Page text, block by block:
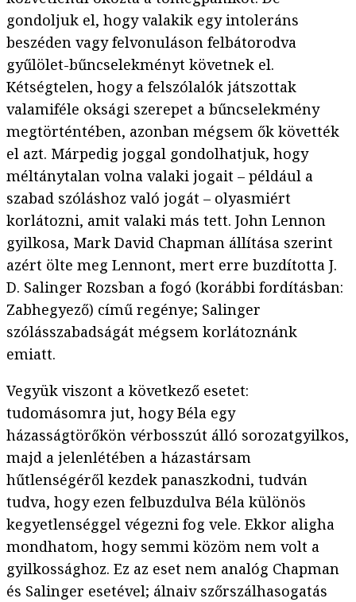
gondoljuk el, hogy valakik egy intoleráns
beszéden vagy felvonuláson felbátorodva
gyűlölet-bűncselekményt követnek el.
Kétségtelen, hogy a felszólalók játszottak
valamiféle oksági szerepet a bűncselekmény
megtörténtében, azonban mégsem ők követték
el azt. Márpedig joggal gondolhatjuk, hogy
méltánytalan volna valaki jogait – például a
szabad szóláshoz való jogát – olyasmiért
korlátozni, amit valaki más tett. John Lennon
gyilkosa, Mark David Chapman állítása szerint
azért ölte meg Lennont, mert erre buzdította J.
D. Salinger Rozsban a fogó (korábbi fordításban:
Zabhegyező) című regénye; Salinger
szólásszabadságát mégsem korlátoznánk
emiatt.
Vegyük viszont a következő esetet:
tudomásomra jut, hogy Béla egy
házasságtörőkön vérbosszút álló sorozatgyilkos,
majd a jelenlétében a házastársam
hűtlenségéről kezdek panaszkodni, tudván
tudva, hogy ezen felbuzdulva Béla különös
kegyetlenséggel végezni fog vele. Ekkor aligha
mondhatom, hogy semmi közöm nem volt a
gyilkossághoz. Ez az eset nem analóg Chapman
és Salinger esetével; álnaiv szőrszálhasogatás